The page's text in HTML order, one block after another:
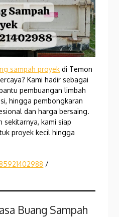
sampah proyek di Temon
Kami hadir sebagai
pembuangan limbah
hingga pembongkaran
dan harga bersaing.
sekitarnya, kami siap
proyek kecil hingga
/
Buang Sampah